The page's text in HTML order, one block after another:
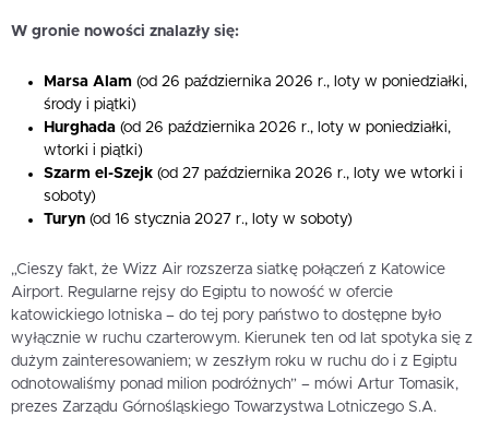
W gronie nowości znalazły się:
Marsa Alam (od 26 października 2026 r., loty w poniedziałki,
środy i piątki)
Hurghada (od 26 października 2026 r., loty w poniedziałki,
wtorki i piątki)
Szarm el-Szejk (od 27 października 2026 r., loty we wtorki i
soboty)
Turyn (od 16 stycznia 2027 r., loty w soboty)
„Cieszy fakt, że Wizz Air rozszerza siatkę połączeń z Katowice
Airport. Regularne rejsy do Egiptu to nowość w ofercie
katowickiego lotniska – do tej pory państwo to dostępne było
wyłącznie w ruchu czarterowym. Kierunek ten od lat spotyka się z
dużym zainteresowaniem; w zeszłym roku w ruchu do i z Egiptu
odnotowaliśmy ponad milion podróżnych” – mówi Artur Tomasik,
prezes Zarządu Górnośląskiego Towarzystwa Lotniczego S.A.